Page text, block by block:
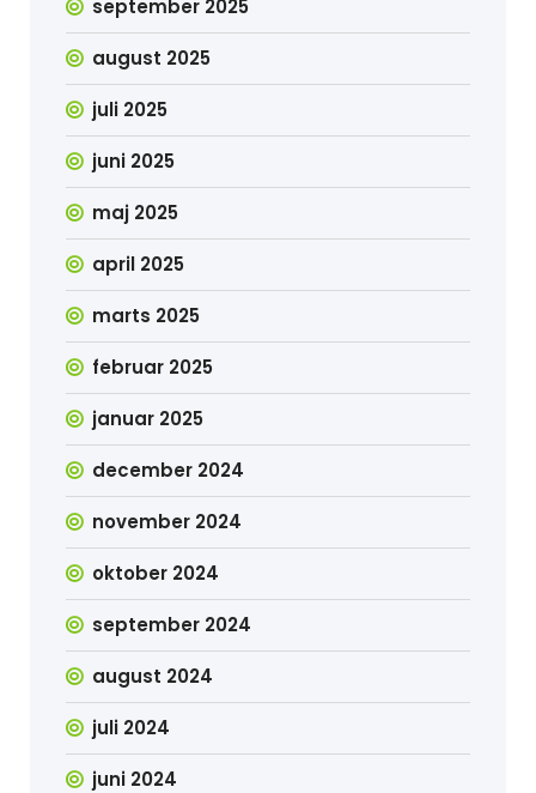
september 2025
august 2025
juli 2025
juni 2025
maj 2025
april 2025
marts 2025
februar 2025
januar 2025
december 2024
november 2024
oktober 2024
september 2024
august 2024
juli 2024
juni 2024